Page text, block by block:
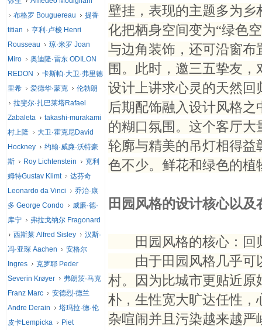
壁挂，表现的主题多为
化把栖身空间变为“绿色
与边角装饰，还可沿窗
围。此时，邀三五挚友
设计上讲求心灵的天然
后期配饰融入设计风格
的糊口氛围。这个客厅
轮廓与精美的吊灯相得
色不少。鲜花和绿色的植
田园风格的设计核心以
田园风格的核心：回
由于田园风格几乎可
村。因为比城市更贴近
朴，生性宽大旷达任性
杂喧闹并且污染越来越
布格罗 Bouguereau
提香
titian
亨利·卢梭 Henri
Rousseau
琼·米罗 Joan
Miro
奥迪隆·雷东 ODILON
REDON
卡斯帕·大卫·弗里德
里希
爱德华·蒙克
伦勃朗
拉斐尔·扎巴莱塔Rafael
Zabaleta
takashi-murakami
村上隆
大卫·霍克尼David
Hockney
约翰·威廉·沃特豪
斯
Roy Lichtenstein
克利
姆特Gustav Klimt
达芬奇
Leonardo da Vinci
乔治·康
多 George Condo
威廉·德·
库宁
弗拉戈纳尔 Fragonard
西斯莱 Alfred Sisley
汉斯·
冯·亚琛 Aachen
安格尔
Ingres
克罗耶 Peder
Severin Krøyer
弗朗茨·马克
Franz Marc
安德烈·德兰
Andre Derain
塔玛拉·德·伦
皮卡Lempicka
Piet